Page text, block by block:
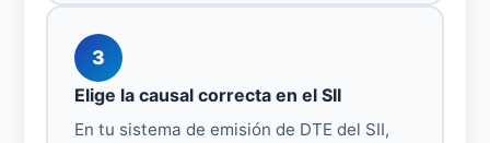
3
Elige la causal correcta en el SII
En tu sistema de emisión de DTE del SII,